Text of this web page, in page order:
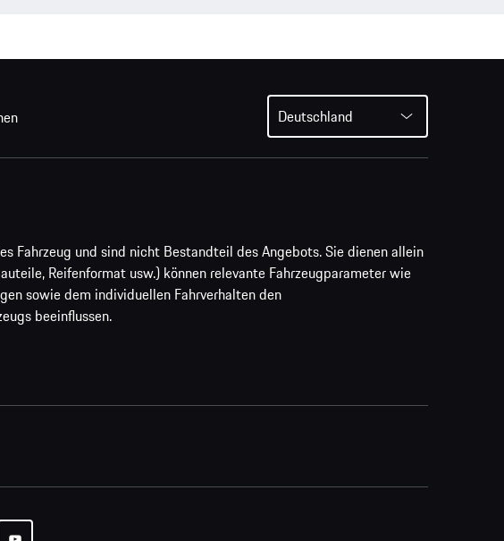
Deutschland
Fahrzeug und sind nicht Bestandteil des Angebots. Sie dienen allein
Reifenformat usw.) können relevante Fahrzeugparameter wie
sowie dem individuellen Fahrverhalten den
beeinflussen.